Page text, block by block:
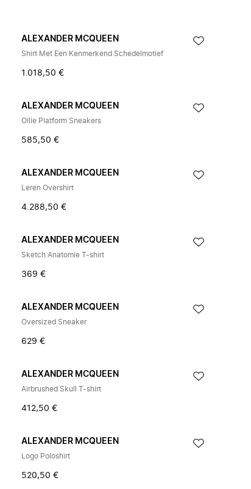
ALEXANDER MCQUEEN
Shirt Met Een Kenmerkend Schedelmotief
1.018,50 €
ALEXANDER MCQUEEN
Ollie Platform Sneakers
585,50 €
ALEXANDER MCQUEEN
Leren Overshirt
4.288,50 €
ALEXANDER MCQUEEN
Sketch Anatomie T-shirt
369 €
ALEXANDER MCQUEEN
Oversized Sneaker
629 €
ALEXANDER MCQUEEN
Airbrushed Skull T-shirt
412,50 €
ALEXANDER MCQUEEN
Logo Poloshirt
520,50 €